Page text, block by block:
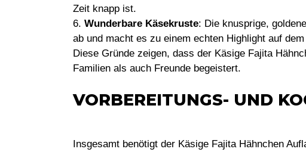
Zeit knapp ist.
6. Wunderbare Käsekruste: Die knusprige,
ab und macht es zu einem echten Highlight auf dem
Diese Gründe zeigen, dass der Käsige Fajita
Familien als auch Freunde begeistert.
VORBEREITUNGS- UND
Insgesamt benötigt der Käsige Fajita Hähnchen